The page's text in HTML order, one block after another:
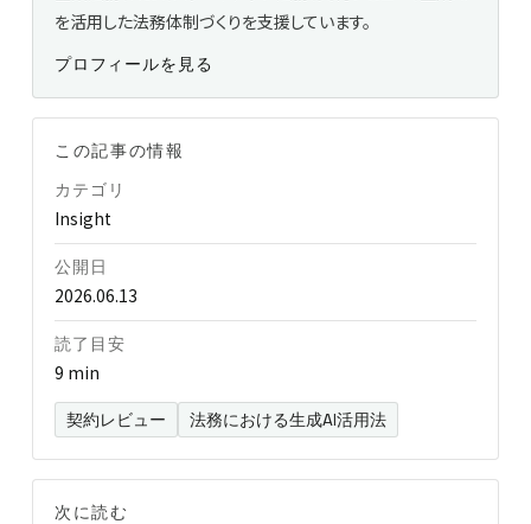
を活用した法務体制づくりを支援しています。
プロフィールを見る
この記事の情報
カテゴリ
Insight
公開日
2026.06.13
読了目安
9 min
契約レビュー 法務における生成AI活用法
次に読む